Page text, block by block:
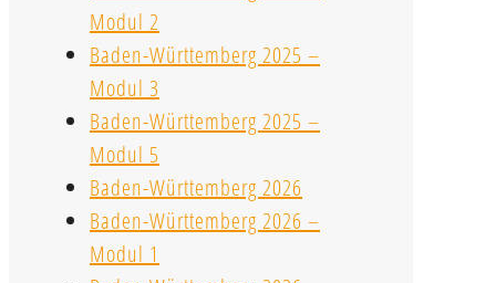
Modul 2
Baden-Württemberg 2025 –
Modul 3
Baden-Württemberg 2025 –
Modul 5
Baden-Württemberg 2026
Baden-Württemberg 2026 –
Modul 1